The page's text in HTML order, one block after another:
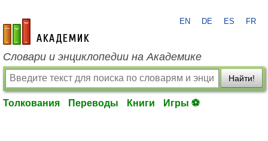
academic.ru
EN DE ES FR
Словари и энциклопедии на Академике
Найти!
Толкования Переводы Книги Игры ⚽